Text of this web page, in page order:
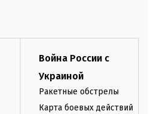
Война России с
Украиной
Ракетные обстрелы
Карта боевых действий